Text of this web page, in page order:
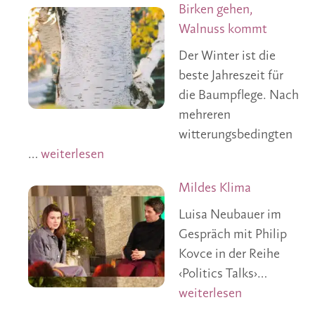
Birken gehen,
Walnuss kommt
Der Winter ist die
beste Jahreszeit für
die Baumpflege. Nach
mehreren
witterungsbedingten
… Birken gehen, Walnuss kommt
weiterlesen
Mildes Klima
Luisa Neubauer im
Gespräch mit Philip
Kovce in der Reihe
‹Politics Talks›…
weiterlesen